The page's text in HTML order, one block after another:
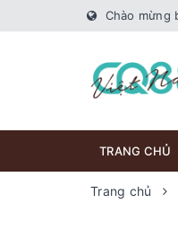
Chào mừng
TRANG CHỦ
Trang chủ